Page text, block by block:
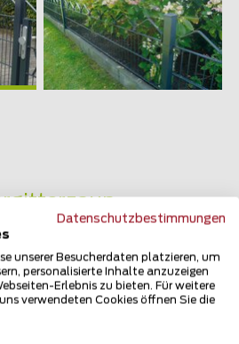
die Liste zufriedener
Sie ein in die
von erfolgreich
Torprojekten und
In dieser Zaunteam
Datenschutzbestimmungen
unserer Besucherdaten platzieren, um
personalisierte Inhalte anzuzeigen
Erlebnis zu bieten. Für weitere
verwendeten Cookies öffnen Sie die